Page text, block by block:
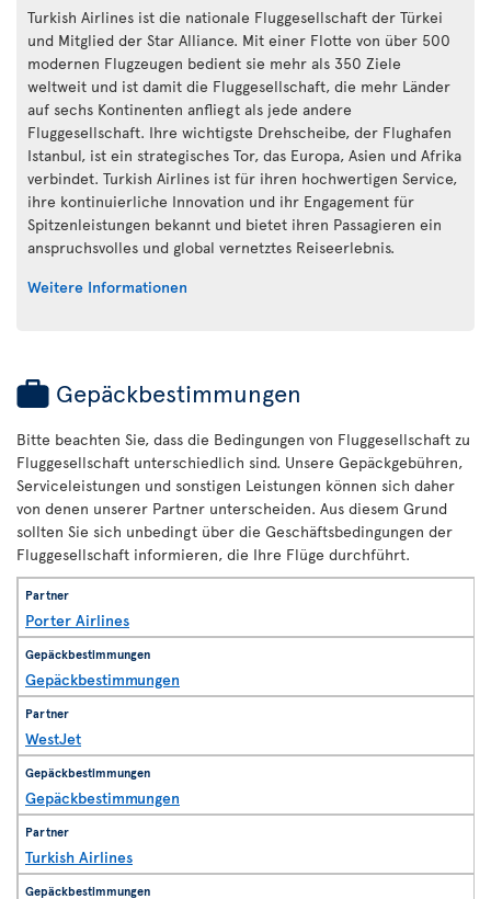
Turkish Airlines ist die nationale Fluggesellschaft der Türkei
und Mitglied der Star Alliance. Mit einer Flotte von über 500
modernen Flugzeugen bedient sie mehr als 350 Ziele
weltweit und ist damit die Fluggesellschaft, die mehr Länder
auf sechs Kontinenten anfliegt als jede andere
Fluggesellschaft. Ihre wichtigste Drehscheibe, der Flughafen
Istanbul, ist ein strategisches Tor, das Europa, Asien und Afrika
verbindet. Turkish Airlines ist für ihren hochwertigen Service,
ihre kontinuierliche Innovation und ihr Engagement für
Spitzenleistungen bekannt und bietet ihren Passagieren ein
anspruchsvolles und global vernetztes Reiseerlebnis.
Weitere Informationen
Gepäckbestimmungen
Bitte beachten Sie, dass die Bedingungen von Fluggesellschaft zu
Fluggesellschaft unterschiedlich sind. Unsere Gepäckgebühren,
Serviceleistungen und sonstigen Leistungen können sich daher
von denen unserer Partner unterscheiden. Aus diesem Grund
sollten Sie sich unbedingt über die Geschäftsbedingungen der
Fluggesellschaft informieren, die Ihre Flüge durchführt.
Porter Airlines
Gepäckbestimmungen
WestJet
Gepäckbestimmungen
Turkish Airlines